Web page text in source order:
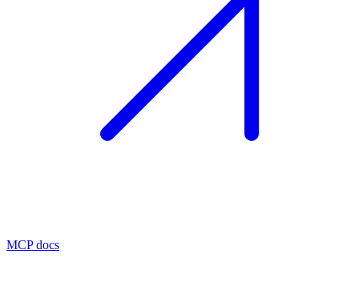
MCP docs